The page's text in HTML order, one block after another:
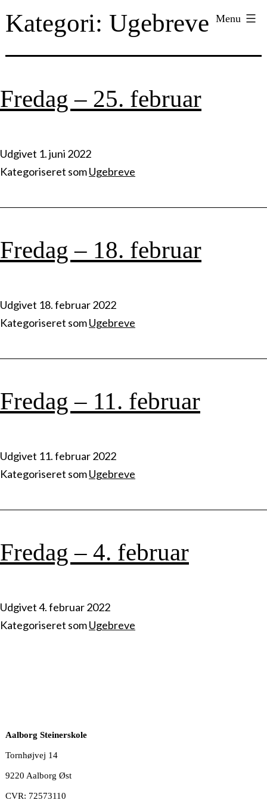
Steinerskole
Menu
Kategori: Ugebreve
Fredag – 25. februar
Udgivet 1. juni 2022
Kategoriseret somUgebreve
Fredag – 18. februar
Udgivet 18. februar 2022
Kategoriseret somUgebreve
Fredag – 11. februar
Udgivet 11. februar 2022
Kategoriseret somUgebreve
Fredag – 4. februar
Udgivet4. februar 2022
Kategoriseret somUgebreve
Aalborg Steinerskole
Tornhøjvej 14
9220 Aalborg Øst
CVR: 72573110